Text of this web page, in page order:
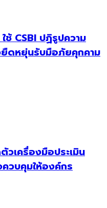
CSBI ปฏิรูปความ
ดหยุ่นรับมือภัยคุกคาม
เครื่องมือประเมิน
ควบคุมให้องค์กร